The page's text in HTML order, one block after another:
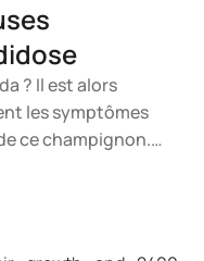
? Il est alors
les symptômes
ce champignon.
ce qu'est le
candida. Vous